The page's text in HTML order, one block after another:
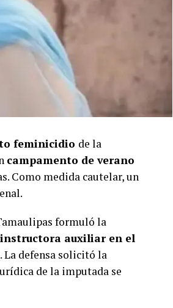
feminicidio de la
campamento de verano
Como medida cautelar, un
formuló la
instructora auxiliar en el
La defensa solicitó la
de la imputada se